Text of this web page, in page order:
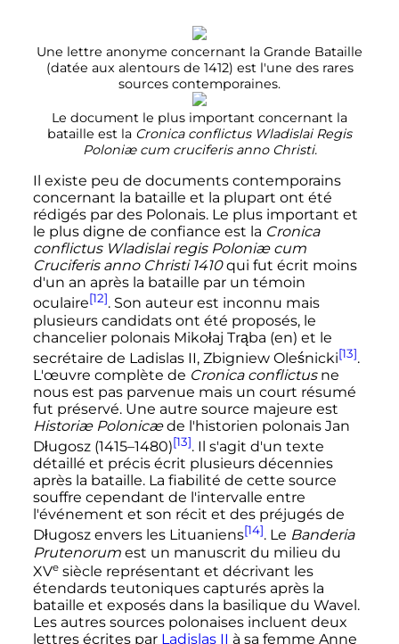
Une lettre anonyme concernant la Grande Bataille
(datée aux alentours de 1412) est l'une des rares
sources contemporaines.
Le document le plus important concernant la
bataille est la Cronica conflictus Wladislai Regis
Poloniæ cum cruciferis anno Christi.
Il existe peu de documents contemporains
concernant la bataille et la plupart ont été
rédigés par des Polonais. Le plus important et
le plus digne de confiance est la Cronica
conflictus Wladislai regis Poloniæ cum
Cruciferis anno Christi 1410qui fut écrit moins
d'un an après la bataille par un témoin
oculaire[12]. Son auteur est inconnu mais
plusieurs candidats ont été proposés, le
chancelier polonais Mikołaj Trąba (en) et le
secrétaire de Ladislas II, Zbigniew Oleśnicki[13].
L'œuvre complète de Cronica conflictusne
nous est pas parvenue mais un court résumé
fut préservé. Une autre source majeure est
Historiæ Polonicæde l'historien polonais Jan
Długosz (1415–1480)[13]. Il s'agit d'un texte
détaillé et précis écrit plusieurs décennies
après la bataille. La fiabilité de cette source
souffre cependant de l'intervalle entre
l'événement et son récit et des préjugés de
Długosz envers les Lituaniens[14]. Le Banderia
Prutenorumest un manuscrit du milieu du
XVe siècle représentant et décrivant les
étendards teutoniques capturés après la
bataille et exposés dans la basilique du Wavel.
Les autres sources polonaises incluent deux
lettres écrites par Ladislas II à sa femme Anne